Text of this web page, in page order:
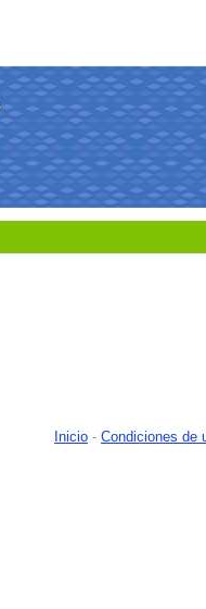
Inicio - Condiciones de